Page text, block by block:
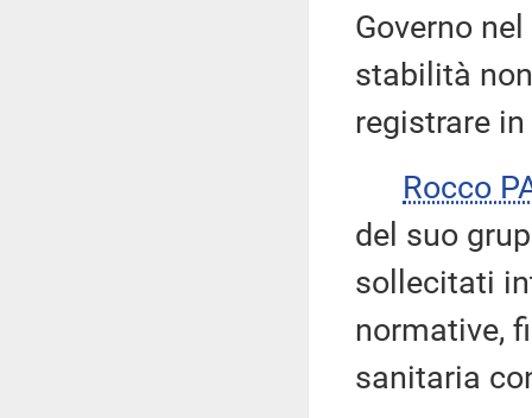
Governo
stabilità
registrare
Rocco
del suo
sollecitati
normative,
sanitaria